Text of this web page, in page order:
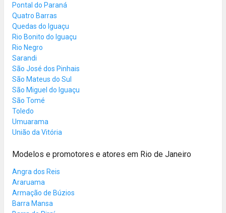
Pontal do Paraná
Quatro Barras
Quedas do Iguaçu
Rio Bonito do Iguaçu
Rio Negro
Sarandi
São José dos Pinhais
São Mateus do Sul
São Miguel do Iguaçu
São Tomé
Toledo
Umuarama
União da Vitória
Modelos e promotores e atores em Rio de Janeiro
Angra dos Reis
Araruama
Armação de Búzios
Barra Mansa